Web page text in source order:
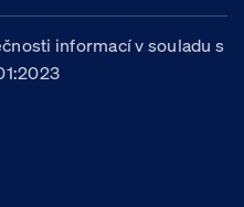
informací v souladu s